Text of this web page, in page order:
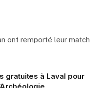
ont remporté leur match
gratuites à Laval pour